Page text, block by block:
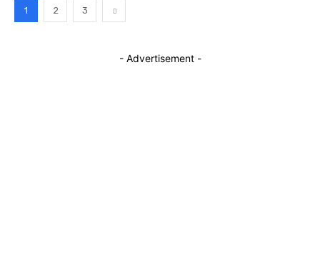
1 2 3
- Advertisement -